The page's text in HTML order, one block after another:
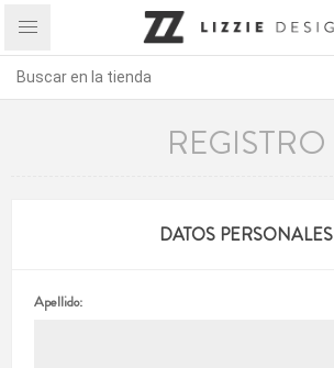
REGISTRO
DATOS PERSONALES
Apellido: